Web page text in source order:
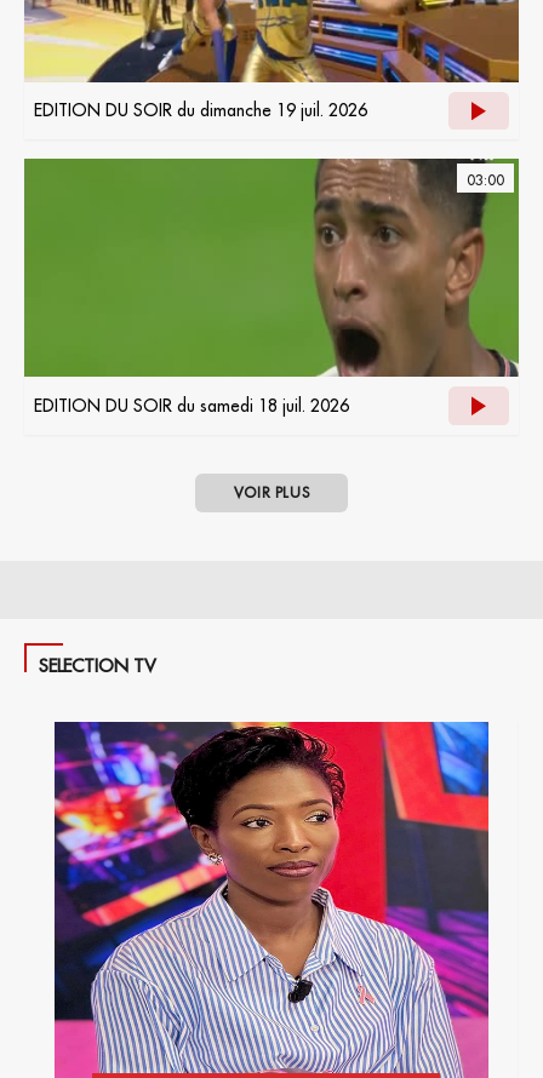
EDITION DU SOIR du dimanche 19 juil. 2026
03:00
EDITION DU SOIR du samedi 18 juil. 2026
VOIR PLUS
SELECTION TV